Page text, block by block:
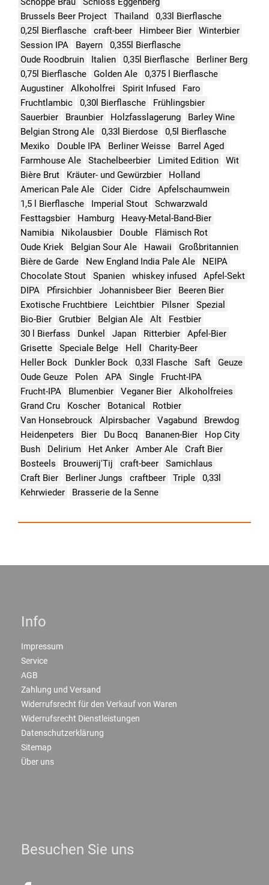
Brussels Beer Project
Thailand
0,33l Bierflasche
0,25l Bierflasche
craft-beer Himbeer Bier
Winterbier
Session IPA
Bayern
0,355l Bierflasche
Oude Roodbruin
Italien 0,35l Bierflasche
Berliner Berg
0,75l Bierflasche
Golden Ale
0,375 l Bierflasche
Augustiner
Alkoholfrei Spirit Infused
Faro
Fruchtlambic
0,30l Bierflasche
Frühlingsbier
Sauerbier
Braunbier Holzfasslagerung
Barley Wine
Belgian Strong Ale
0,33l Bierdose
0,5l Bierflasche
Mexiko
Double IPA Berliner Weisse
Barrel Aged
Farmhouse Ale
Stachelbeerbier Limited Edition
Wit
Bière Brut
Kräuter- und Gewürzbier
Holland
American Pale Ale
Cider Cidre
Apfelschaumwein
1,5 l Bierflasche
Imperial Stout
Schwarzwald
Festtagsbier
Hamburg
Heavy-Metal-Band-Bier
Namibia
Nikolausbier Double
Flämisch Rot
Oude Kriek
Belgian Sour Ale Hawaii
Großbritannien
Bière de Garde
New England India Pale Ale
NEIPA
Chocolate Stout
Spanien whiskey infused
Apfel-Sekt
DIPA
Pfirsichbier Johannisbeer Bier
Beeren Bier
Exotische Fruchtbiere
Leichtbier Pilsner
Spezial
Bio-Bier
Grutbier Belgian Ale Alt
Festbier
30 l Bierfass
Dunkel Japan Ritterbier
Apfel-Bier
Grisette
Speciale Belge Hell
Charity-Beer
Heller Bock
Dunkler Bock 0,33l Flasche Saft
Geuze
Oude Geuze
Polen APA Single
Frucht-IPA
Frucht-IPA
Blumenbier Veganer Bier
Alkoholfreies
Grand Cru
Koscher Botanical
Rotbier
Van Honsebrouck
Alpirsbacher Vagabund
Brewdog
Heidenpeters
Bier Du Bocq Bananen-Bier
Hop City
Bush
Delirium Het Anker Amber Ale
Craft Bier
Bosteels
Brouwerij'Tij craft-beer
Samichlaus
Craft Bier
Berliner Jungs craftbeer Triple
0,33l
Kehrwieder
Brasserie de la Senne
Info
Impressum
Service
AGB
Zahlung und Versand
Widerrufsrecht für den Verkauf von Waren
Widerrufsrecht Dienstleistungen
Datenschutzerklärung
Sitemap
Über uns
Besuchen Sie uns